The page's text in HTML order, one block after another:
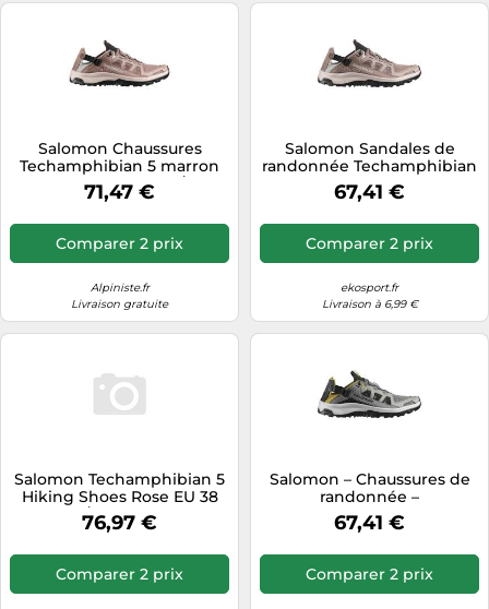
Salomon Chaussures
Techamphibian 5 marron
bronze Taille 44(2/3)
71,47 €
Comparer 2 prix
Alpiniste.fr
Livraison gratuite
Salomon Sandales de
randonnée Techamphibian
5 Walnut Wrought Iron
Black Taille 8
67,41 €
Comparer 2 prix
ekosport.fr
Livraison à 6,99 €
Salomon Techamphibian 5
Hiking Shoes Rose EU 38
2/3 Femme
76,97 €
Comparer 2 prix
Salomon – Chaussures de
randonnée –
Techamphibian 5 – Gris –
Homme – EU 47 1/3
67,41 €
Comparer 2 prix